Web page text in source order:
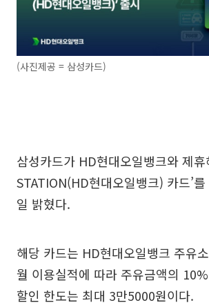
(사진제공 = 삼성카드)
삼성카드가 HD현대오일뱅크와 제휴
STATION(HD현대오일뱅크) 카드’
일 밝혔다.
해당 카드는 HD현대오일뱅크 주유
월 이용실적에 따라 주유금액의
할인 한도는 최대 3만5000원이다.